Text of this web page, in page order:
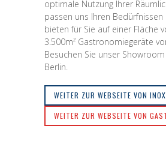
optimale Nutzung Ihrer
passen uns Ihren Bedürfnissen
bieten für Sie auf einer Fläche
3.500m² Gastronomiegeräte
Besuchen Sie unser
Berlin.
WEITER ZUR WEBSEITE VON
WEITER ZUR WEBSEITE VON